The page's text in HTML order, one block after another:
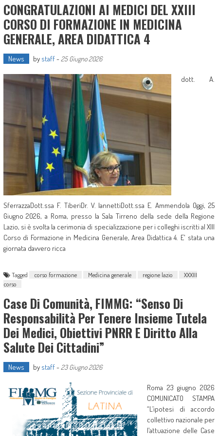
CONGRATULAZIONI AI MEDICI DEL XXIII
CORSO DI FORMAZIONE IN MEDICINA
GENERALE, AREA DIDATTICA 4
News by staff- 25 Giugno 2026
dott. A.
SferrazzaDott.ssa F. TiberiDr. V. IannettiDott.ssa E. Ammendola Oggi, 25
Giugno 2026, a Roma, presso la Sala Tirreno della sede della Regione
Lazio, si è svolta la cerimonia di specializzazione per i colleghi iscritti al XIII
Corso di Formazione in Medicina Generale, Area Didattica 4. E' stata una
giornata davvero ricca
Tagged corso formazione Medicina generale regione lazio
XXXIII
corso
Case Di Comunità, FIMMG: “Senso Di
Responsabilità Per Tenere Insieme Tutela
Dei Medici, Obiettivi PNRR E Diritto Alla
Salute Dei Cittadini”
News by staff- 23 Giugno 2026
Roma 23 giugno 2026
COMUNICATO STAMPA
“L’ipotesi di accordo
collettivo nazionale per
l’attuazione delle Case